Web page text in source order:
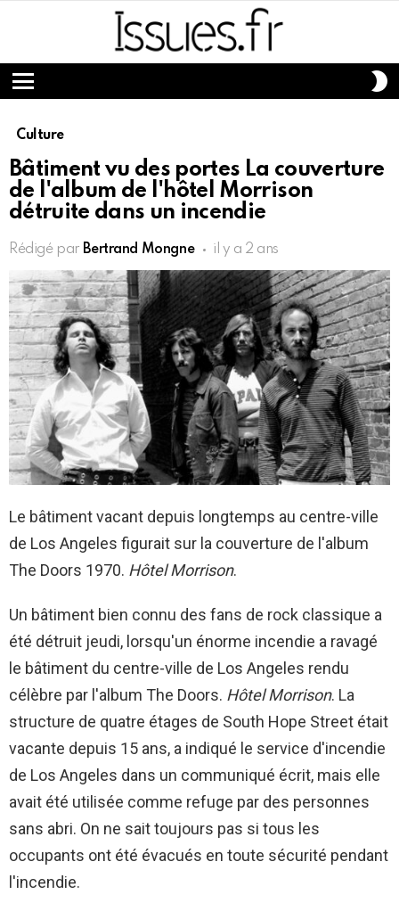
Menu
Culture
Bâtiment vu des portes La couverture
de l'album de l'hôtel Morrison
détruite dans un incendie
Rédigé par Bertrand Mongne il y a 2 ans
Le bâtiment vacant depuis longtemps au centre-ville
de Los Angeles figurait sur la couverture de l'album
The Doors 1970. Hôtel Morrison.
Un bâtiment bien connu des fans de rock classique a
été détruit jeudi, lorsqu'un énorme incendie a ravagé
le bâtiment du centre-ville de Los Angeles rendu
célèbre par l'album The Doors. Hôtel Morrison. La
structure de quatre étages de South Hope Street était
vacante depuis 15 ans, a indiqué le service d'incendie
de Los Angeles dans un communiqué écrit, mais elle
avait été utilisée comme refuge par des personnes
sans abri. On ne sait toujours pas si tous les
occupants ont été évacués en toute sécurité pendant
l'incendie.